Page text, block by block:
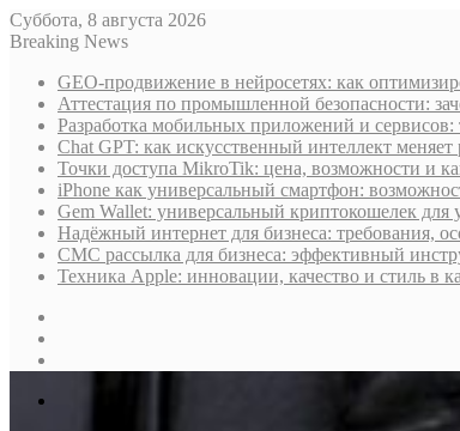
Суббота, 8 августа 2026
Breaking News
GEO-продвижение в нейросетях: как
Аттестация по промышленной безопасности:
Разработка мобильных приложений и
Chat GPT: как искусственный интеллект
Точки доступа MikroTik: цена, возможности и
iPhone как универсальный смартфон:
Gem Wallet: универсальный криптокошелек для
Надёжный интернет для бизнеса: требования,
СМС рассылка для бизнеса: эффективный
Техника Apple: инновации, качество и стиль в